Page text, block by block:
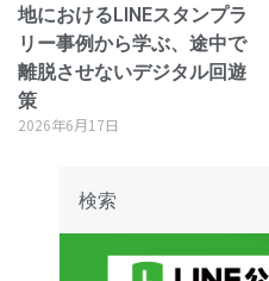
地におけるLINEスタンプラ
リー事例から学ぶ、途中で
離脱させないデジタル回遊
策
2026年6月17日